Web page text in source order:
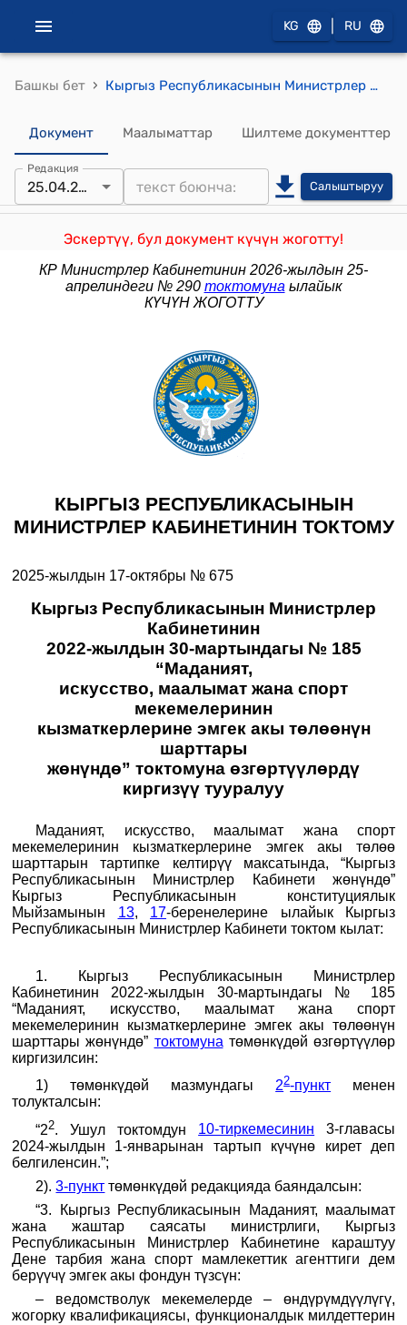
KG RU
Башкы бет › Кыргыз Республикасынын Министрлер Кабинетинин 2025-жылдын 17-октябрындагы № 675 "Кыргыз Республикасынын Министрлер Кабинетинин 2022-жылдын 30-мартындагы № 185 "Маданият, искусство, маалымат жана спорт мекемелеринин кызматкерлерине эмгек акы төлөөнүн шарттары жөнүндө" токтомуна өзгөртүүлөрдү киргизүү тууралуу" токтому
Документ Маалыматтар Шилтеме документтер
Редакция
25.04.2026 Салыштыруу
Эскертүү, бул документ күчүн жоготту!